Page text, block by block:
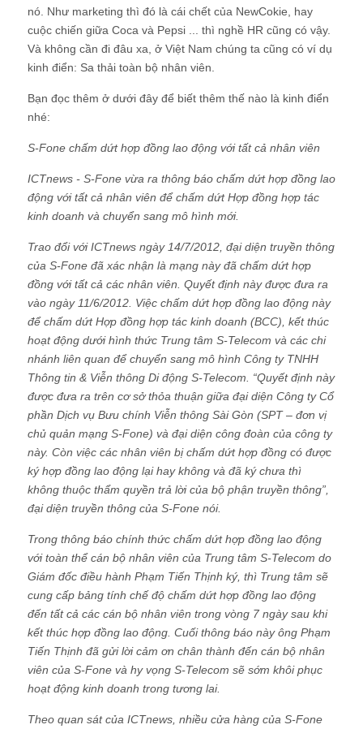
nó. Như marketing thì đó là cái chết của NewCokie, hay
cuộc chiến giữa Coca và Pepsi ... thì nghề HR cũng có vậy.
Và không cần đi đâu xa, ở Việt Nam chúng ta cũng có ví dụ
kinh điển: Sa thải toàn bộ nhân viên.
Bạn đọc thêm ở dưới đây để biết thêm thế nào là kinh điển
nhé:
S-Fone chấm dứt hợp đồng lao động với tất cả nhân viên
ICTnews - S-Fone vừa ra thông báo chấm dứt hợp đồng lao
động với tất cả nhân viên để chấm dứt Hợp đồng hợp tác
kinh doanh và chuyển sang mô hình mới.
Trao đổi với ICTnews ngày 14/7/2012, đại diện truyền thông
của S-Fone đã xác nhận là mạng này đã chấm dứt hợp
đồng với tất cả các nhân viên. Quyết định này được đưa ra
vào ngày 11/6/2012. Việc chấm dứt hợp đồng lao động này
để chấm dứt Hợp đồng hợp tác kinh doanh (BCC), kết thúc
hoạt động dưới hình thức Trung tâm S-Telecom và các chi
nhánh liên quan để chuyển sang mô hình Công ty TNHH
Thông tin & Viễn thông Di động S-Telecom. “Quyết định này
được đưa ra trên cơ sở thỏa thuận giữa đại diện Công ty Cổ
phần Dịch vụ Bưu chính Viễn thông Sài Gòn (SPT – đơn vị
chủ quản mạng S-Fone) và đại diện công đoàn của công ty
này. Còn việc các nhân viên bị chấm dứt hợp đồng có được
ký hợp đồng lao động lại hay không và đã ký chưa thì
không thuộc thẩm quyền trả lời của bộ phận truyền thông”,
đại diện truyền thông của S-Fone nói.
Trong thông báo chính thức chấm dứt hợp đồng lao động
với toàn thể cán bộ nhân viên của Trung tâm S-Telecom do
Giám đốc điều hành Phạm Tiến Thịnh ký, thì Trung tâm sẽ
cung cấp bảng tính chế độ chấm dứt hợp đồng lao động
đến tất cả các cán bộ nhân viên trong vòng 7 ngày sau khi
kết thúc hợp đồng lao động. Cuối thông báo này ông Phạm
Tiến Thịnh đã gửi lời cảm ơn chân thành đến cán bộ nhân
viên của S-Fone và hy vọng S-Telecom sẽ sớm khôi phục
hoạt động kinh doanh trong tương lai.
Theo quan sát của ICTnews, nhiều cửa hàng của S-Fone